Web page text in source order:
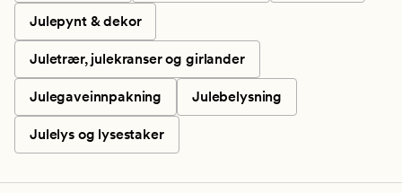
Julepynt & dekor
Juletrær, julekranser og girlander
Julegaveinnpakning Julebelysning
Julelys og lysestaker